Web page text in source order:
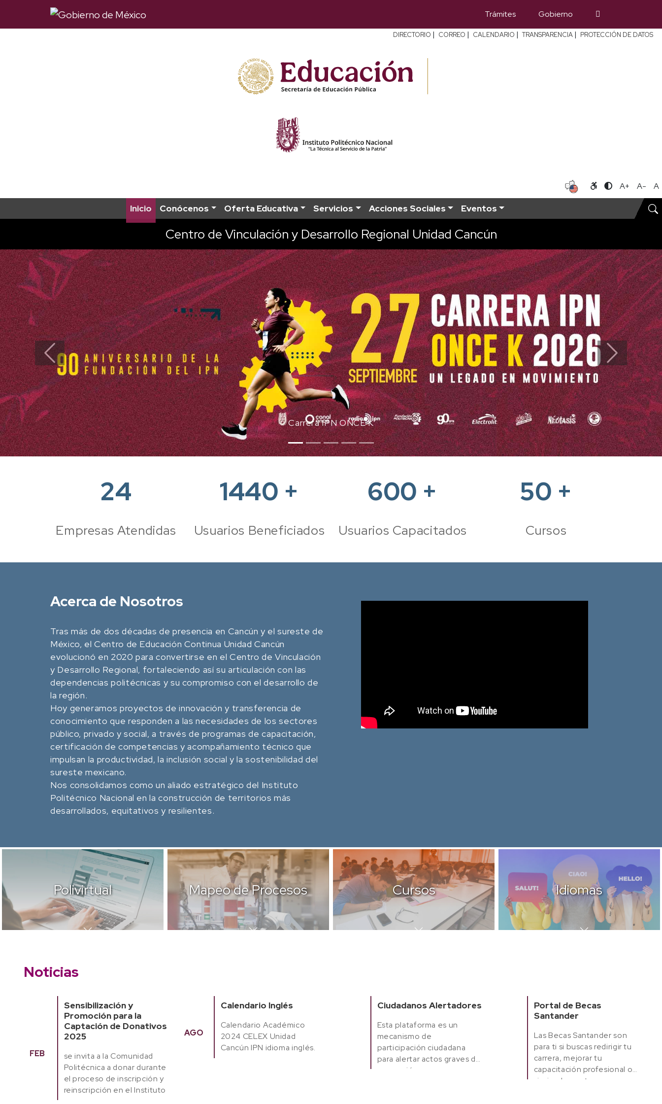
Trámites Gobierno
DIRECTORIO | CORREO | CALENDARIO | TRANSPARENCIA | PROTECCIÓN DE DATOS
A+ A- A
Inicio Conócenos Oferta Educativa Servicios Acciones Sociales Eventos
Centro de Vinculación y Desarrollo Regional Unidad Cancún
Centro de Vinculación y Desarrollo Regional, Unidad Cancún
Previous Next
24
Empresas Atendidas
1885+
Usuarios Beneficiados
600 +
Usuarios Capacitados
50 +
Cursos
Acerca de Nosotros
Tras más de dos décadas de presencia en Cancún y el sureste de
México, el Centro de Educación Continua Unidad Cancún
evolucionó en 2020 para convertirse en el Centro de Vinculación
y Desarrollo Regional, fortaleciendo así su articulación con las
dependencias politécnicas y su compromiso con el desarrollo de
la región.
Hoy generamos proyectos de innovación y transferencia de
conocimiento que responden a las necesidades de los sectores
público, privado y social, a través de programas de capacitación,
certificación de competencias y acompañamiento técnico que
impulsan la productividad, la inclusión social y la sostenibilidad del
sureste mexicano.
Nos consolidamos como un aliado estratégico del Instituto
Politécnico Nacional en la construcción de territorios más
desarrollados, equitativos y resilientes.
Polivirtual Mapeo de Procesos Cursos Idiomas
Noticias
FEB
Sensibilización y
Promoción para la
Captación de Donativos
2025
se invita a la Comunidad
Politécnica a donar durante
el proceso de inscripción y
reinscripción en el Instituto
AGO
Calendario Inglés
Calendario Académico
2024 CELEX Unidad
Cancún IPN idioma inglés.
Ciudadanos Alertadores
Esta plataforma es un
mecanismo de
participación ciudadana
para alertar actos graves de
corrupción.
Portal de Becas
Santander
Las Becas Santander son
para ti si buscas redirigir tu
carrera, mejorar tu
capacitación profesional o
si, simplemente, crees que